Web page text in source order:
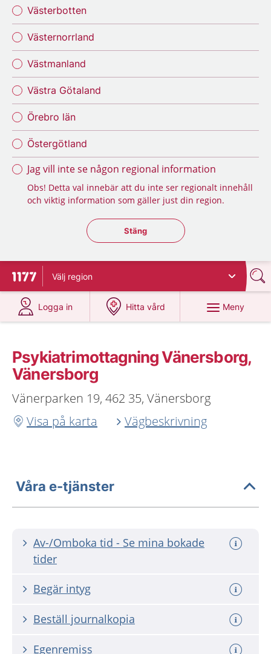
Västerbotten
Västernorrland
Västmanland
Västra Götaland
Örebro län
Östergötland
Jag vill inte se någon regional information
Obs! Detta val innebär att du inte ser regionalt innehåll
och viktig information som gäller just din region.
Stäng regionsväljaren
Stäng
Till startsidan för 1177
Välj region
Logga in
på 1177.se
Hitta vård
på 1177.se
Meny
Psykiatrimottagning Vänersborg,
Vänersborg
Vänerparken 19, 462 35, Vänersborg
Visa på karta
Vägbeskrivning
Våra e-tjänster
Av-/Omboka tid - Se mina bokade
tider
Begär intyg
Beställ journalkopia
Egenremiss